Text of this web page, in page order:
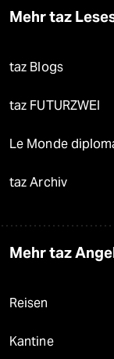
Mehr taz
taz Blogs
taz FUTURZWEI
Le Monde
taz Archiv
Mehr taz
Reisen
Kantine